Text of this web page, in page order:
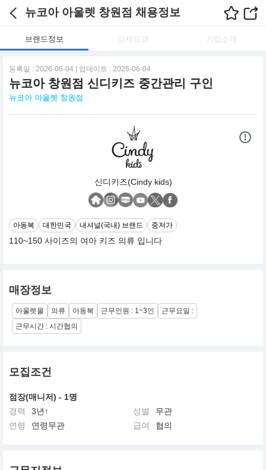
뉴코아 아울렛 창원점 채용정보
브랜드정보 상세요강 기업소개
등록일 : 2026-06-04 | 업데이트 : 2026-06-04
뉴코아 창원점 신디키즈 중간관리 구인
뉴코아 아울렛 창원점
신디키즈(Cindy kids)
아동복 대한민국 내셔널(국내) 브랜드 중저가
110~150 사이즈의 여아 키즈 의류 입니다
매장정보
아울렛몰 의류 아동복 근무인원 : 1~3인
근무요일 :
근무시간 : 시간협의
모집조건
점장(매니저) - 1명
경력
3년↑ 성별
무관
연령
연령무관 급여 협의